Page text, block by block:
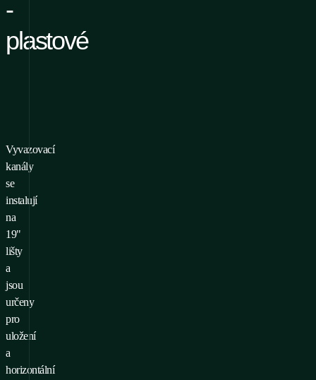
-
plastové
Vyvazovací
kanály
se
instalují
na
19"
lišty
a
jsou
určeny
pro
uložení
a
horizontální
přidání produktu do
je nutné se
registrovat